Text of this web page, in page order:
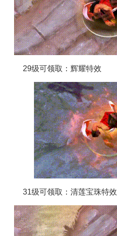
29级可领取：辉耀特效
31级可领取：清莲宝珠特效